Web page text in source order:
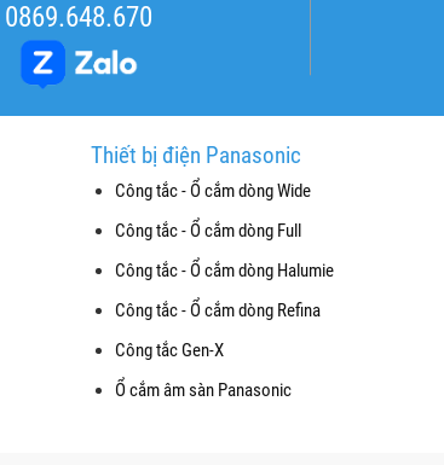
0869.648.670
Thiết bị điện Panasonic
Công tắc - Ổ cắm dòng Wide
Công tắc - Ổ cắm dòng Full
Công tắc - Ổ cắm dòng Halumie
Công tắc - Ổ cắm dòng Refina
Công tắc Gen-X
Ổ cắm âm sàn Panasonic